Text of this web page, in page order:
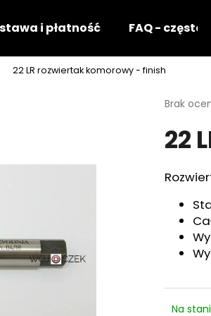
i płatność FAQ - częste
22 LR rozwiertak komorowy - finish
Średnia
produktu
wynosi
na
5
Brak
22
Na
Czego szukasz?